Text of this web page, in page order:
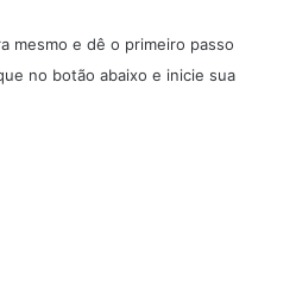
mesmo e dê o primeiro passo
no botão abaixo e inicie sua